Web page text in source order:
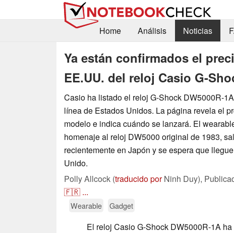
Home
Análisis Noticias
Ya están confirmados el
EE.UU. del reloj Casio G-
Casio ha listado el reloj G-Shock DW5000R-
línea de Estados Unidos. La página revela el
modelo e indica cuándo se lanzará. El
homenaje al reloj DW5000 original de 1983,
recientemente en Japón y se espera que
Unido.
Polly Allcock (traducido porNinh Duy),
🇫🇷 ...
Wearable Gadget
El reloj Casio G-Shock DW5000R-1A